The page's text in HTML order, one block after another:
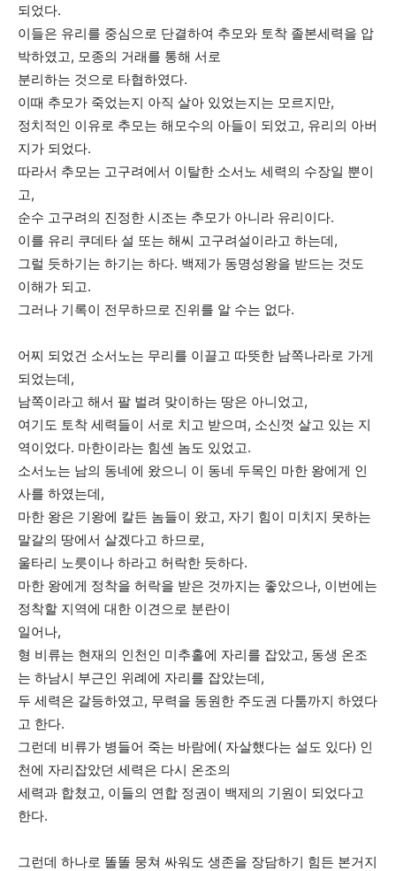
되었다.
이들은 유리를 중심으로 단결하여 추모와 토착 졸본세력을 압
박하였고, 모종의 거래를 통해 서로
분리하는 것으로 타협하였다.
이때 추모가 죽었는지 아직 살아 있었는지는 모르지만,
정치적인 이유로 추모는 해모수의 아들이 되었고, 유리의 아버
지가 되었다.
따라서 추모는 고구려에서 이탈한 소서노 세력의 수장일 뿐이
고,
순수 고구려의 진정한 시조는 추모가 아니라 유리이다.
이를 유리 쿠데타 설 또는 해씨 고구려설이라고 하는데,
그럴 듯하기는 하기는 하다. 백제가 동명성왕을 받드는 것도
이해가 되고.
그러나 기록이 전무하므로 진위를 알 수는 없다.
어찌 되었건 소서노는 무리를 이끌고 따뜻한 남쪽나라로 가게
되었는데,
남쪽이라고 해서 팔 벌려 맞이하는 땅은 아니었고,
여기도 토착 세력들이 서로 치고 받으며, 소신껏 살고 있는 지
역이었다. 마한이라는 힘센 놈도 있었고.
소서노는 남의 동네에 왔으니 이 동네 두목인 마한 왕에게 인
사를 하였는데,
마한 왕은 기왕에 칼든 놈들이 왔고, 자기 힘이 미치지 못하는
말갈의 땅에서 살겠다고 하므로,
울타리 노릇이나 하라고 허락한 듯하다.
마한 왕에게 정착을 허락을 받은 것까지는 좋았으나, 이번에는
정착할 지역에 대한 이견으로 분란이
일어나,
형 비류는 현재의 인천인 미추홀에 자리를 잡았고, 동생 온조
는 하남시 부근인 위례에 자리를 잡았는데,
두 세력은 갈등하였고, 무력을 동원한 주도권 다툼까지 하였다
고 한다.
그런데 비류가 병들어 죽는 바람에( 자살했다는 설도 있다) 인
천에 자리잡았던 세력은 다시 온조의
세력과 합쳤고, 이들의 연합 정권이 백제의 기원이 되었다고
한다.
그런데 하나로 똘똘 뭉쳐 싸워도 생존을 장담하기 힘든 본거지